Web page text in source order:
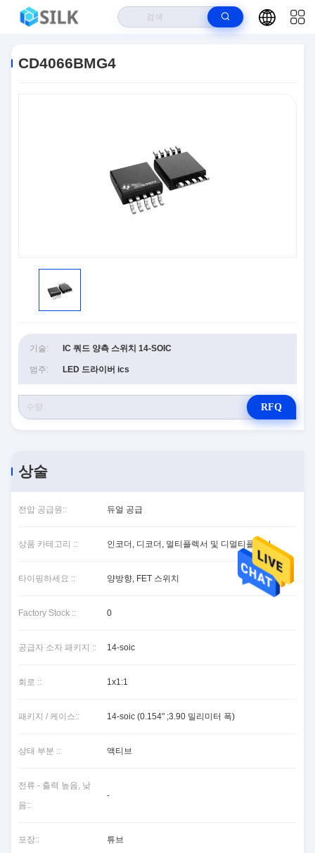
CD4066BMG4
기술: IC 쿼드 양측 스위치 14-SOIC
범주: LED 드라이버 ics
RFQ
상술
전압 공급원:: 듀얼 공급
상품 카테고리 :: 인코더, 디코더, 멀티플렉서 및 디멀티플렉서
타이핑하세요 :: 양방향, FET 스위치
Factory Stock :: 0
공급자 소자 패키지 :: 14-soic
회로 :: 1x1:1
패키지 / 케이스:: 14-soic (0.154" ;3.90 밀리미터 폭)
상태 부분 :: 액티브
전류 - 출력 높음, 낮
음::
-
포장:: 튜브